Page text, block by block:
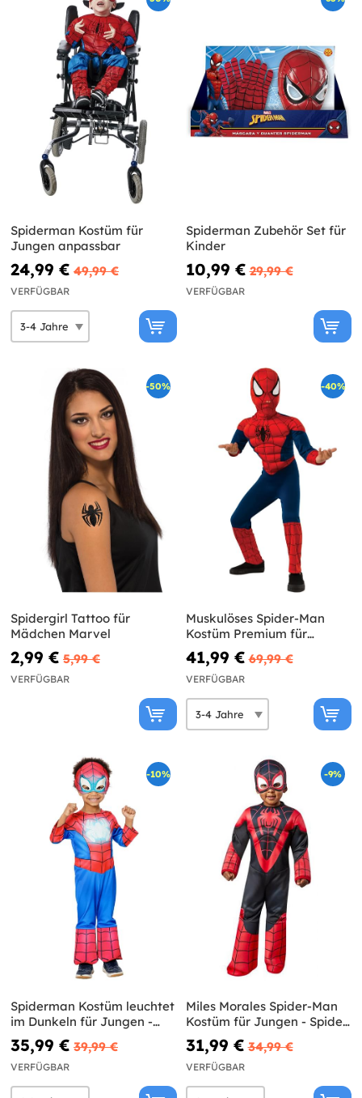
Spiderman Kostüm für
Jungen anpassbar
24,99 € 49,99 €
VERFÜGBAR
Spiderman Zubehör Set für
Kinder
10,99 € 29,99 €
VERFÜGBAR
-50%
Spidergirl Tattoo für
Mädchen Marvel
2,99 € 5,99 €
VERFÜGBAR
-40%
Muskulöses Spider-Man
Kostüm Premium für
Jungen
41,99 € 69,99 €
VERFÜGBAR
-10%
Spiderman Kostüm leuchtet
im Dunkeln für Jungen -
Spidey und sein Superteam
35,99 € 39,99 €
VERFÜGBAR
-9%
Miles Morales Spider-Man
Kostüm für Jungen - Spidey
und seine Super-Freunde
31,99 € 34,99 €
VERFÜGBAR